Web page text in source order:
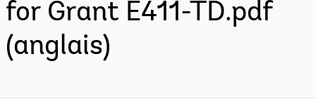
for Grant E411-TD.pdf
(anglais)